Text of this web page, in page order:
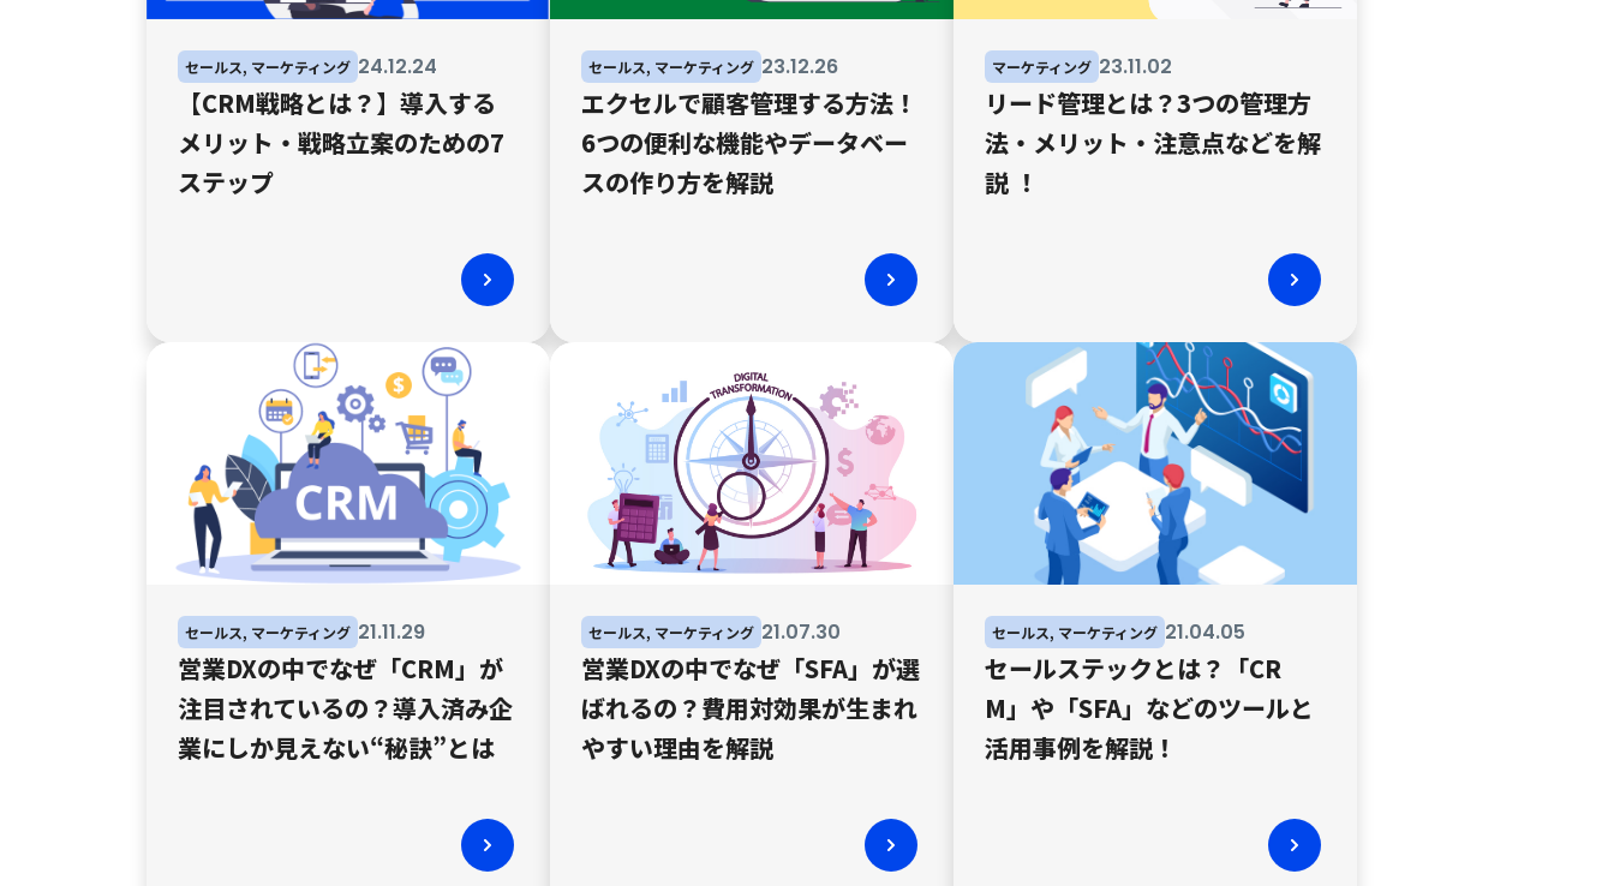
セールス, マーケティング 24.12.24
【CRM戦略とは？】導入する
メリット・戦略立案のための7
ステップ
セールス, マーケティング 23.12.26
エクセルで顧客管理する方法！
6つの便利な機能やデータベー
スの作り方を解説
マーケティング 23.11.02
リード管理とは？3つの管理方
法・メリット・注意点などを解
説 ！
セールス, マーケティング 21.11.29
営業DXの中でなぜ「CRM」が
注目されているの？導入済み企
業にしか見えない“秘訣”とは
セールス, マーケティング 21.07.30
営業DXの中でなぜ「SFA」が選
ばれるの？費用対効果が生まれ
やすい理由を解説
セールス, マーケティング 21.04.05
セールステックとは？「CR
M」や「SFA」などのツールと
活用事例を解説！